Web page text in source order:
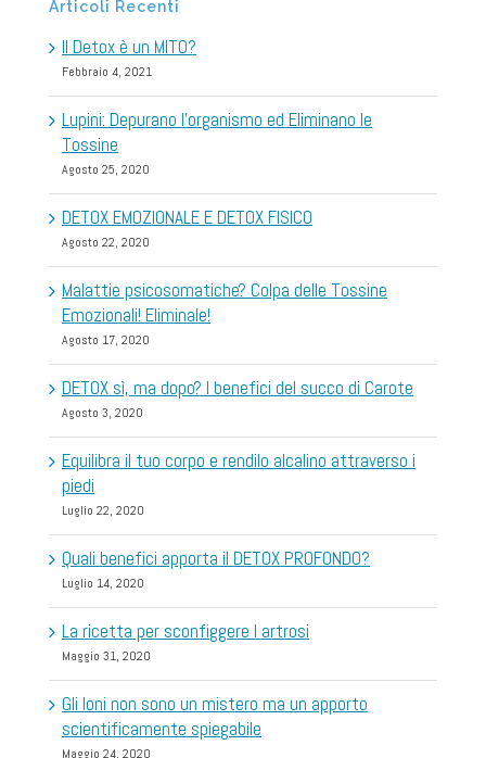
Articoli Recenti
Il Detox è un MITO?
Febbraio 4, 2021
Lupini: Depurano l’organismo ed Eliminano le
Tossine
Agosto 25, 2020
DETOX EMOZIONALE E DETOX FISICO
Agosto 22, 2020
Malattie psicosomatiche? Colpa delle Tossine
Emozionali! Eliminale!
Agosto 17, 2020
DETOX sì, ma dopo? I benefici del succo di Carote
Agosto 3, 2020
Equilibra il tuo corpo e rendilo alcalino attraverso i
piedi
Luglio 22, 2020
Quali benefici apporta il DETOX PROFONDO?
Luglio 14, 2020
La ricetta per sconfiggere l artrosi
Maggio 31, 2020
Gli Ioni non sono un mistero ma un apporto
scientificamente spiegabile
Maggio 24, 2020